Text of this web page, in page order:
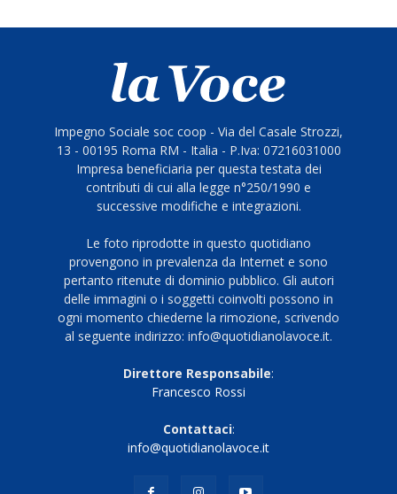
Impegno Sociale soc coop - Via del Casale Strozzi,
13 - 00195 Roma RM - Italia - P.Iva: 07216031000
Impresa beneficiaria per questa testata dei
contributi di cui alla legge n°250/1990 e
successive modifiche e integrazioni.
Le foto riprodotte in questo quotidiano
provengono in prevalenza da Internet e sono
pertanto ritenute di dominio pubblico. Gli autori
delle immagini o i soggetti coinvolti possono in
ogni momento chiederne la rimozione, scrivendo
al seguente indirizzo: info@quotidianolavoce.it.
Direttore Responsabile:
Francesco Rossi
Contattaci:
info@quotidianolavoce.it